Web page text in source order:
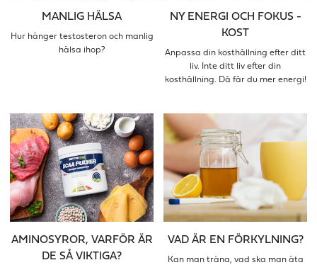
MANLIG HÄLSA
Hur hänger testosteron och manlig
hälsa ihop?
NY ENERGI OCH FOKUS -
KOST
Anpassa din kosthållning efter ditt
liv. Inte ditt liv efter din
kosthållning. Då får du mer energi!
AMINOSYROR, VARFÖR ÄR
DE SÅ VIKTIGA?
VAD ÄR EN FÖRKYLNING?
Kan man träna, vad ska man äta